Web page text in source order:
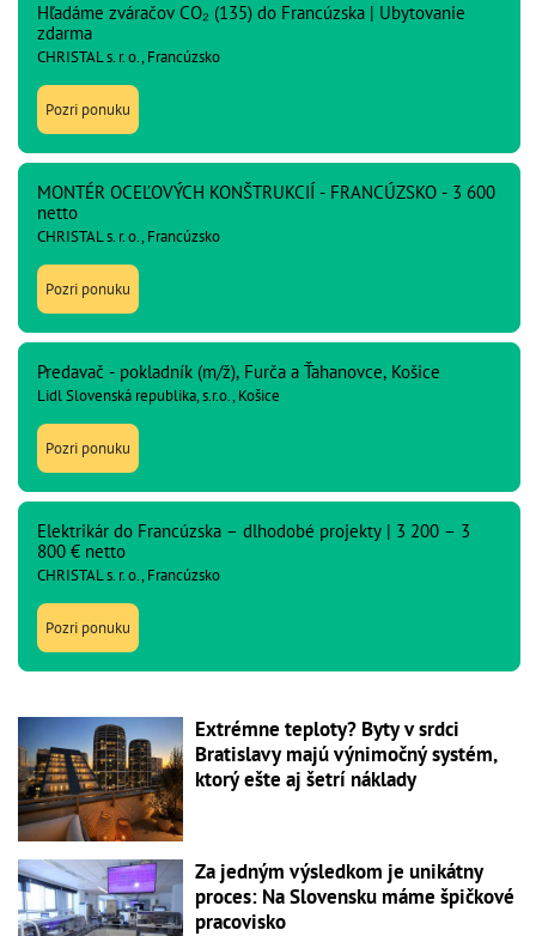
Hľadáme zváračov CO₂ (135) do Francúzska | Ubytovanie
zdarma
CHRISTAL s. r. o., Francúzsko
Pozri ponuku
MONTÉR OCEĽOVÝCH KONŠTRUKCIÍ - FRANCÚZSKO - 3 600
netto
CHRISTAL s. r. o., Francúzsko
Pozri ponuku
Predavač - pokladník (m/ž), Furča a Ťahanovce, Košice
Lidl Slovenská republika, s.r.o., Košice
Pozri ponuku
Elektrikár do Francúzska – dlhodobé projekty | 3 200 – 3
800 € netto
CHRISTAL s. r. o., Francúzsko
Pozri ponuku
Extrémne teploty? Byty v srdci
Bratislavy majú výnimočný systém,
ktorý ešte aj šetrí náklady
Za jedným výsledkom je unikátny
proces: Na Slovensku máme špičkové
pracovisko